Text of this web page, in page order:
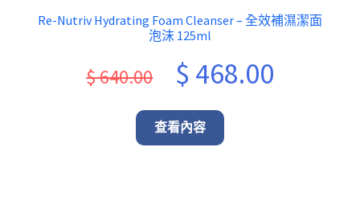
Re-Nutriv Hydrating Foam Cleanser – 全效補濕潔面
泡沫 125ml
$640.00
Original
price
was:
$ 468.00Current
查看內容